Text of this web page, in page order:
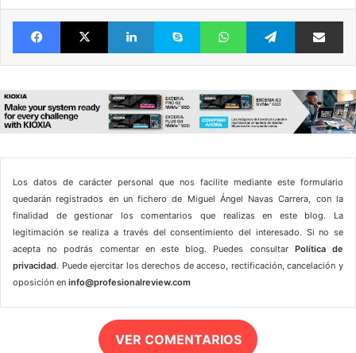
FacebookX LinkedIn Skype WhatsAppTelegram
Los datos de carácter personal que nos facilite mediante este formulario
quedarán registrados en un fichero de Miguel Ángel Navas Carrera, con la
finalidad de gestionar los comentarios que realizas en este blog. La
legitimación se realiza a través del consentimiento del interesado. Si no se
acepta no podrás comentar en este blog. Puedes consultar Política de
privacidad. Puede ejercitar los derechos de acceso, rectificación, cancelación y
oposición en info@profesionalreview.com
VER COMENTARIOS